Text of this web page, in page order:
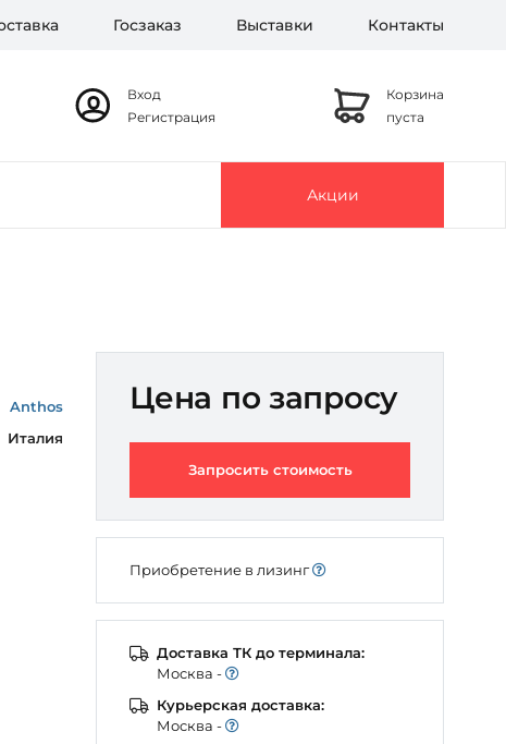
Госзаказ Выставки Контакты
Вход
Регистрация
Корзина
пуста
Акции
Anthos
Италия
Цена по запросу
Запросить стоимость
Приобретение в лизинг
Доставка ТК до терминала:
Моcква -
Курьерская доставка:
Моcква -